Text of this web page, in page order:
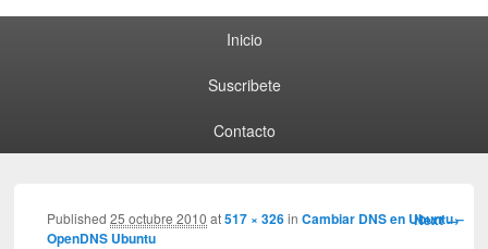
Inicio
Suscribete
Contacto
Image
Next →
Published25 octubre 2010 at517 × 326inCambiar DNS en Ubuntu –
OpenDNS Ubuntu